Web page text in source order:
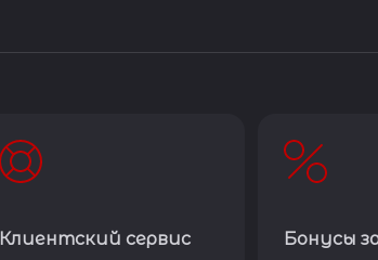
Клиентский сервис Бонусы